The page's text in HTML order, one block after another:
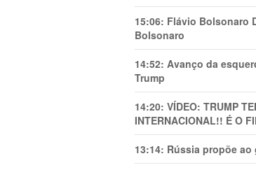
15:06: Flávio Bolsonaro
Bolsonaro
14:52: Avanço da
Trump
14:20: VÍDEO: TRUMP
INTERNACIONAL!! É O
13:14: Rússia propõe